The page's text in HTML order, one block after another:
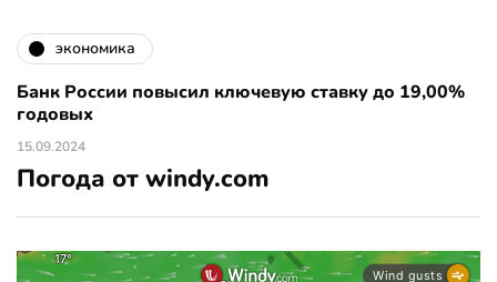
экономика
Банк России повысил ключевую ставку до 19,00%
годовых
15.09.2024
Погода от windy.com